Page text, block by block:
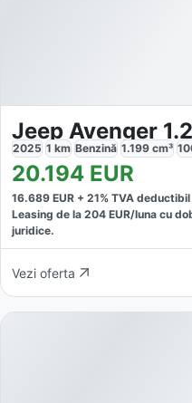
2025 1 km Benzină 1.199 cm³
20.194 EUR
16.689 EUR + 21% TVA deductibil
Leasing de la 204 EUR/luna cu
juridice.
Vezi oferta